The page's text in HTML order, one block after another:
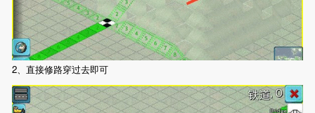
2、直接修路穿过去即可